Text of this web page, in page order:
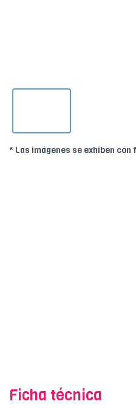
* Las imágenes se exhiben
Ficha técnica